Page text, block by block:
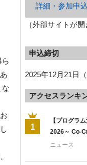
な
詳細・参加申込
（外部サイトが開
申込締切
2025年12月21日（
アクセスランキ
1
【プログラ
2026～ Co-
ニュース